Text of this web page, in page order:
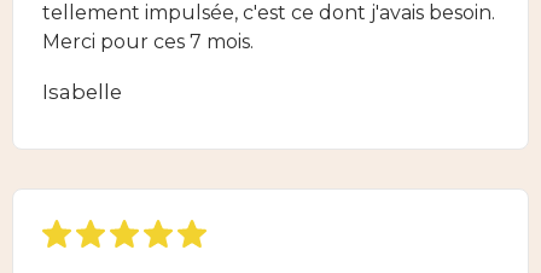
tellement impulsée, c'est ce dont j'avais besoin.
Merci pour ces 7 mois.
Isabelle